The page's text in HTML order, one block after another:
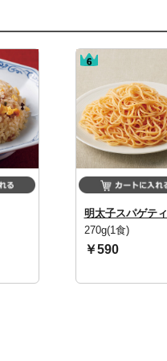
明太子スパゲティ
270g(1食)
￥590